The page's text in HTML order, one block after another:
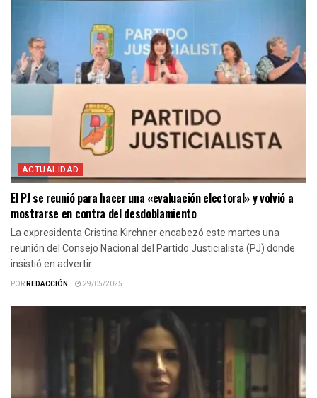
ACTUALIDAD
El PJ se reunió para hacer una «evaluación electoral» y volvió a
mostrarse en contra del desdoblamiento
La expresidenta Cristina Kirchner encabezó este martes una
reunión del Consejo Nacional del Partido Justicialista (PJ) donde
insistió en advertir...
PORREDACCIÓN 29/05/2025